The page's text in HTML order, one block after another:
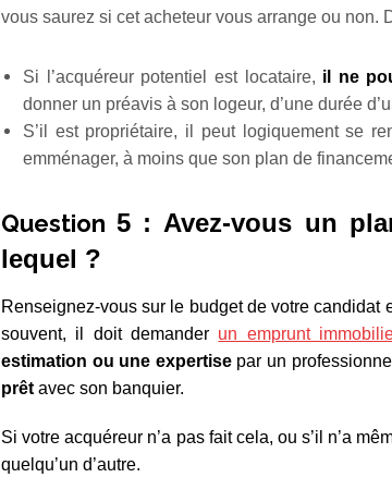
vous saurez si cet acheteur vous arrange ou non.
Si l’acquéreur potentiel est locataire, il ne
donner un préavis à son logeur, d’une durée
S’il est propriétaire, il peut logiquement se
emménager, à moins que son plan de
Question 5 : Avez-vous un
lequel ?
Renseignez-vous sur le budget de votre
souvent, il doit demander un emprunt
estimation ou une expertisepar un
prêt avec son banquier.
Si votre acquéreur n’a pas fait cela, ou s’il n’a
quelqu’un d’autre.